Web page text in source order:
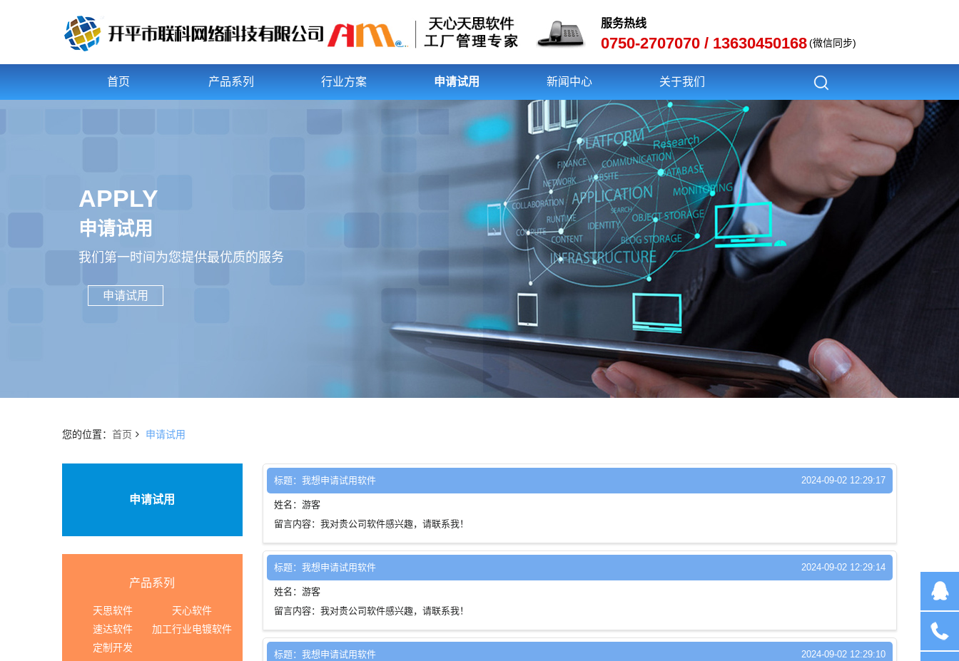
服务热线
0750-2707070 / 13630450168 (微信同步)
首页 产品系列 行业方案 申请试用 新闻中心 关于我们
APPLY
申请试用
我们第一时间为您提供最优质的服务
申请试用
您的位置： 首页 申请试用
申请试用
产品系列
天思软件
天心软件
速达软件
加工行业电镀软件
定制开发
标题：我想申请试用软件 2024-09-02 12:29:17
姓名：游客
留言内容：我对贵公司软件感兴趣，请联系我！
标题：我想申请试用软件 2024-09-02 12:29:14
姓名：游客
留言内容：我对贵公司软件感兴趣，请联系我！
标题：我想申请试用软件 2024-09-02 12:29:10
在线客